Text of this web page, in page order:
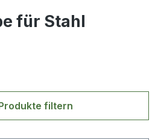
für Stahl
filtern